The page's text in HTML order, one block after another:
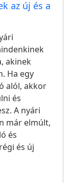
az új és a
akinek
Ha egy
alól, akkor
és
A nyári
már elmúlt,
és
és új